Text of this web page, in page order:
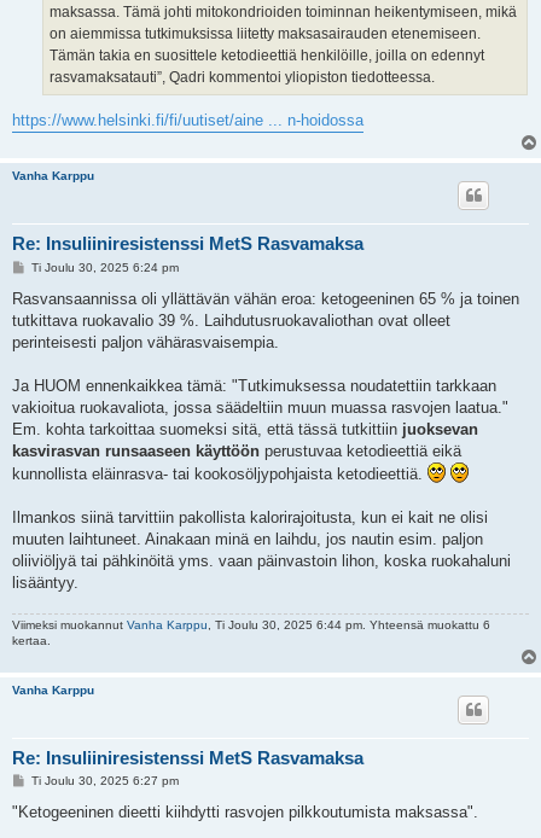
maksassa. Tämä johti mitokondrioiden toiminnan heikentymiseen, mikä
on aiemmissa tutkimuksissa liitetty maksasairauden etenemiseen.
Tämän takia en suosittele ketodieettiä henkilöille, joilla on edennyt
rasvamaksatauti”, Qadri kommentoi yliopiston tiedotteessa.
https://www.helsinki.fi/fi/uutiset/aine ... n-hoidossa
Vanha Karppu
Re: Insuliiniresistenssi MetS Rasvamaksa
V
e
t
i
Ti Joulu 30, 2025 6:24 pm
Rasvansaannissa oli yllättävän vähän eroa: ketogeeninen 65 % ja toinen
tutkittava ruokavalio 39 %. Laihdutusruokavaliothan ovat olleet
perinteisesti paljon vähärasvaisempia.
Ja HUOM ennenkaikkea tämä: "Tutkimuksessa noudatettiin tarkkaan
vakioitua ruokavaliota, jossa säädeltiin muun muassa rasvojen laatua."
Em. kohta tarkoittaa suomeksi sitä, että tässä tutkittiin juoksevan
kasvirasvan runsaaseen käyttöön perustuvaa ketodieettiä eikä
kunnollista eläinrasva- tai kookosöljypohjaista ketodieettiä.
Ilmankos siinä tarvittiin pakollista kalorirajoitusta, kun ei kait ne olisi
muuten laihtuneet. Ainakaan minä en laihdu, jos nautin esim. paljon
oliiviöljyä tai pähkinöitä yms. vaan päinvastoin lihon, koska ruokahaluni
lisääntyy.
Viimeksi muokannut Vanha Karppu , Ti Joulu 30, 2025 6:44 pm. Yhteensä muokattu 6
kertaa.
Vanha Karppu
Re: Insuliiniresistenssi MetS Rasvamaksa
V
e
Ti Joulu 30, 2025 6:27 pm
"Ketogeeninen dieetti kiihdytti rasvojen pilkkoutumista maksassa".